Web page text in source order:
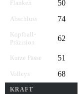
Flanken 50
Abschluss 74
Kopfball-
Präzision
62
Kurze Pässe 51
Volleys 68
KRAFT